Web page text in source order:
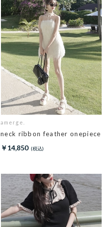
amerge.
neck ribbon feather onepiece
￥14,850